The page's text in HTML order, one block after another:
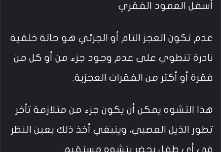
أسفل العمود الفقري
عدم تكون العجز التام أو الجزئي هو حالة خلقية
نادرة تنطوي على عدم وجود جزء من أو كل من
فقرة أو أكثر من الفقرات العجزية.
هذا التشوه يمكن أن يكون جزء من متلازمة تأخر
تطور الذيل العصبي، وينبغي أخذ ذلك بعين النظر
في أي طفل يحضر بتشوه مستقيم.